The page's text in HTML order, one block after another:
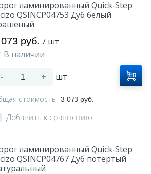
ламинированный Quick-Step
QSINCP04753 Дуб белый
руб. / шт
В наличии
- + шт
стоимость 3 073 руб.
Добавить к сравнению
ламинированный Quick-Step
QSINCP04767 Дуб потертый